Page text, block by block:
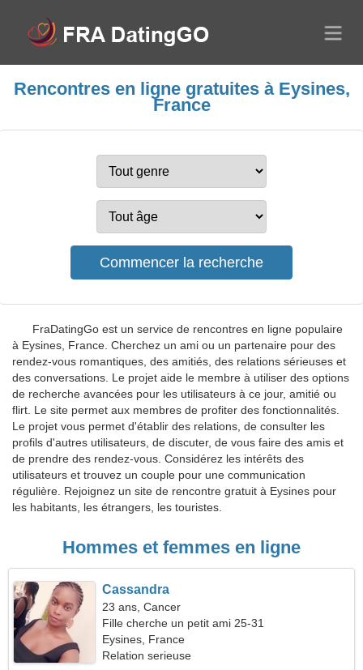
Rencontres en ligne gratuites à Eysines,
France
FraDatingGo est un service de rencontres en ligne populaire
à Eysines, France. Cherchez un ami ou un partenaire pour des
rendez-vous romantiques, des amitiés, des relations sérieuses et
des conversations. Le projet aide le membre à utiliser des options
de recherche avancées pour les utilisateurs à ce jour, amitié ou
flirt. Le site permet aux membres de profiter des fonctionnalités.
Le projet vous permet d'établir des relations, de consulter les
profils d'autres utilisateurs, de discuter, de vous faire des amis et
de prendre des rendez-vous. Considérez les intérêts des
utilisateurs et trouvez un couple pour une communication
régulière. Rejoignez un site de rencontre gratuit à Eysines pour
les habitants, les étrangers, les touristes.
Hommes et femmes en ligne
Cassandra
23 ans, Cancer
Fille cherche un petit ami 25-31
Eysines, France
Relation serieuse